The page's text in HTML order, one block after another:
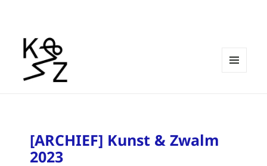
[ARCHIEF] Kunst & Zwalm
2023